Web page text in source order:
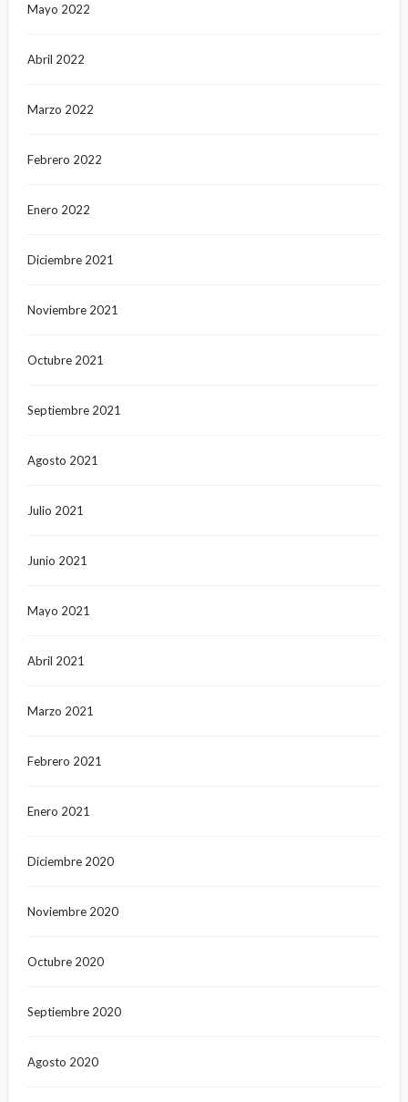
Mayo 2022
Abril 2022
Marzo 2022
Febrero 2022
Enero 2022
Diciembre 2021
Noviembre 2021
Octubre 2021
Septiembre 2021
Agosto 2021
Julio 2021
Junio 2021
Mayo 2021
Abril 2021
Marzo 2021
Febrero 2021
Enero 2021
Diciembre 2020
Noviembre 2020
Octubre 2020
Septiembre 2020
Agosto 2020